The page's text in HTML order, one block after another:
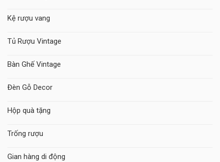
Kệ rượu vang
Tủ Rượu Vintage
Bàn Ghế Vintage
Đèn Gỗ Decor
Hộp quà tặng
Trống rượu
Gian hàng di động